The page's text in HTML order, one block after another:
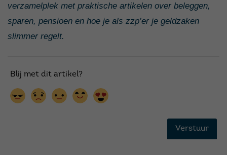
verzamelplek met praktische artikelen over beleggen,
sparen, pensioen en hoe je als zzp’er je geldzaken
slimmer regelt.